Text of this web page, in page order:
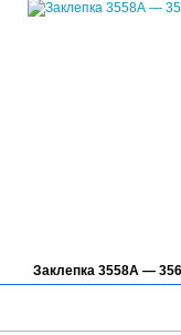
Заклепка 3558А —